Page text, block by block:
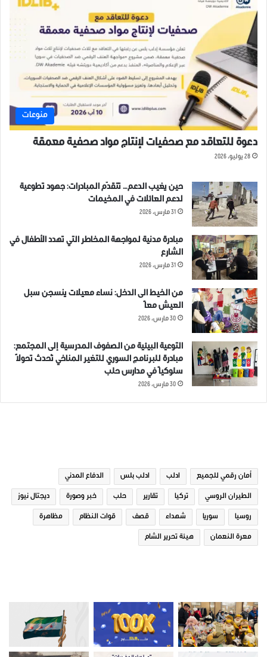
منوعات
دعوة للتعاقد مع صحفيات لإنتاج مواد صحفية معمقة
28 يوليو، 2026
حين يغيب الدعم… تتقدّم المبادرات: جهود تطوعية
لدعم العائلات في المخيمات
31 مارس، 2026
مبادرة مدنية لمواجهة المخاطر التي تهدد الأطفال في
الشارع
31 مارس، 2026
من الخيط الى الدخل: نساء معيلات ينسجن سبل
العيش معاً
30 مارس، 2026
التوعية البيئية من الصفوف المدرسية إلى المجتمع:
مبادرة للبرنامج السوري للتغير المناخي تُحدث تحولاً
سلوكياً في مدارس حلب
30 مارس، 2026
أمان رقمي للجميع ادلب ادلب بلس الدفاع المدني
الطيران الروسي تركيا تقارير حلب خبر وصورة ديجتال نيوز
روسيا سوريا شهداء قصف قوات النظام مظاهرة
معرة النعمان هيئة تحرير الشام